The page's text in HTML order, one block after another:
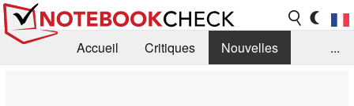
Accueil Critiques
Nouvelles
...